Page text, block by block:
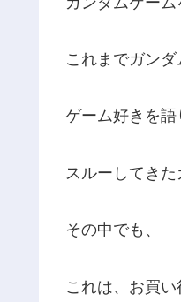
これまでガンダ
ゲーム好きを語
スルーしてき
その中でも、
これは、お買い